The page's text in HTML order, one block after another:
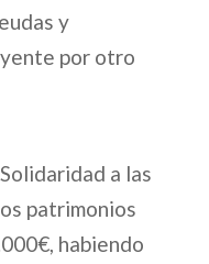
y
por otro
a las
patrimonios
habiendo